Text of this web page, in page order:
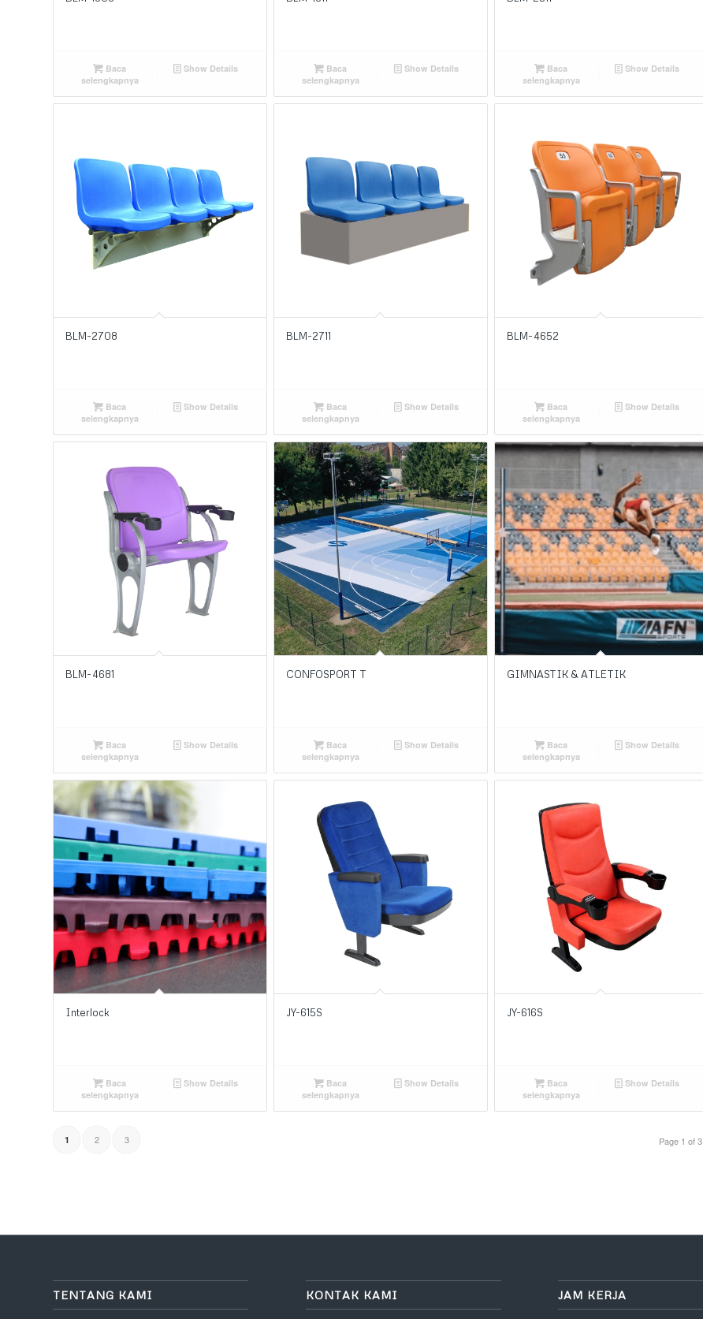
Baca
selengkapnya
Show Details
Baca
selengkapnya
Show Details
Baca
selengkapnya
Show Details
BLM-2708
Baca
selengkapnya
Show Details
BLM-2711
Baca
selengkapnya
Show Details
BLM-4652
Baca
selengkapnya
Show Details
BLM-4681
Baca
selengkapnya
Show Details
CONFOSPORT T
Baca
selengkapnya
Show Details
GIMNASTIK & ATLETIK
Baca
selengkapnya
Show Details
Interlock
Baca
selengkapnya
Show Details
JY-615S
Baca
selengkapnya
Show Details
JY-616S
Baca
selengkapnya
Show Details
Page 1 of 3
1 2 3
TENTANG KAMI KONTAK KAMI JAM KERJA